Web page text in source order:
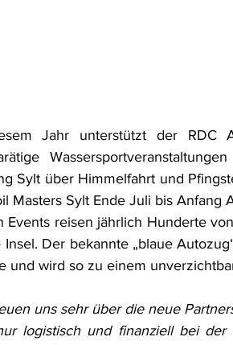
Jahr unterstützt der RDC
Sylt über Himmelfahrt und
Masters Sylt Ende Juli bis Anfang
Events reisen jährlich Hunderte
Insel. Der bekannte „blaue
und wird so zu einem
uns sehr über die neue
logistisch und finanziell bei